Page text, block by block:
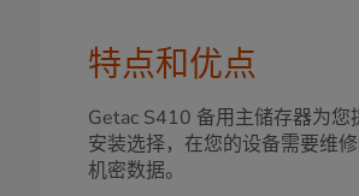
特点和优点
Getac S410 备用主储存器为您
安装选择，在您的设备需要维
机密数据。